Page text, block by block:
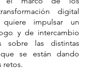
digital
impulsar un
y de intercambio
sobre las distintas
se están dando
retos.